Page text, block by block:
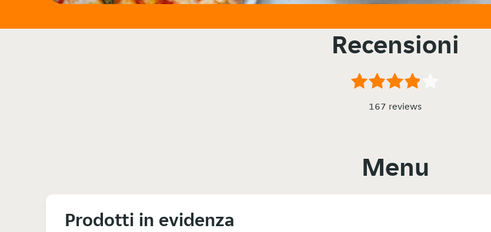
Recensioni
167 reviews
Menu
Prodotti in evidenza